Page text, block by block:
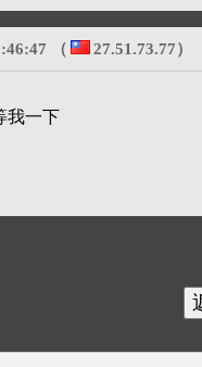
（ 27.51.73.77）
我一下